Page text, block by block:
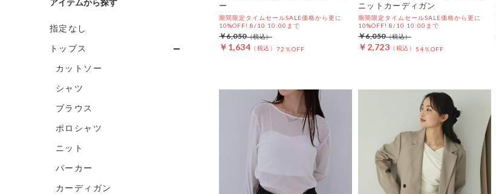
アイテム
指定なし
トップス
カットソー
シャツ
ブラウス
ポロシャツ
ニット
パーカー
カーディガン
ー
期間限定タイムセールSALE価格から更に
10%OFF! 8/10 10:00まで
￥1,634 72％OFF
￥6,050
ニットカーディガン
期間限定タイムセールSALE価格から更に
10%OFF! 8/10 10:00まで
￥2,723 54％OFF
￥6,050